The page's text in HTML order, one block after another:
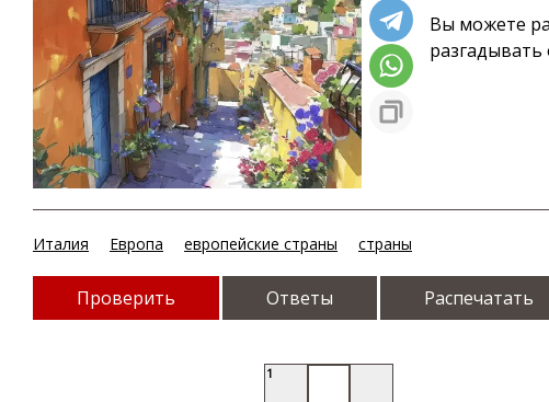
Вы можете
разгадывать
Италия Европа европейские страны страны
Проверить Ответы Распечатать
1